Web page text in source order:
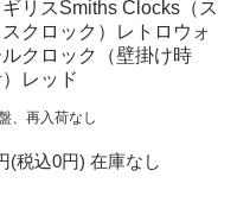
ギリスSmiths Clocks（ス
スクロック）レトロウォ
ルクロック（壁掛け時
レッド
、再入荷なし
(税込0円) 在庫なし